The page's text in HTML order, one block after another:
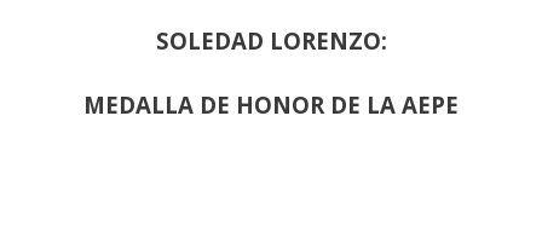
SOLEDAD LORENZO:
MEDALLA DE HONOR DE LA AEPE